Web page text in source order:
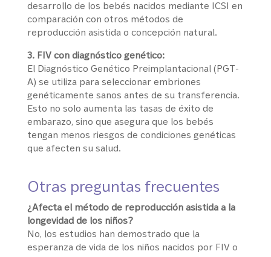
desarrollo de los bebés nacidos mediante ICSI en
comparación con otros métodos de
reproducción asistida o concepción natural.
3. FIV con diagnóstico genético:
El Diagnóstico Genético Preimplantacional (PGT-
A) se utiliza para seleccionar embriones
genéticamente sanos antes de su transferencia.
Esto no solo aumenta las tasas de éxito de
embarazo, sino que asegura que los bebés
tengan menos riesgos de condiciones genéticas
que afecten su salud.
Otras preguntas frecuentes
¿Afecta el método de reproducción asistida a la
longevidad de los niños?
No, los estudios han demostrado que la
esperanza de vida de los niños nacidos por FIV o